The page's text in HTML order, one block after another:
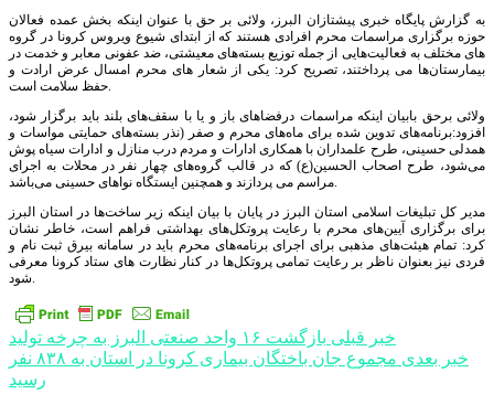
به گزارش پایگاه خبری پیشتازان البرز، ولائی بر حق با عنوان اینکه بخش عمده فعالان
حوزه برگزاری مراسمات محرم افرادی هستند که از ابتدای شیوع ویروس کرونا در گروه
های مختلف به فعالیت‌هایی از جمله توزیع بسته‌های معیشتی، ضد عفونی معابر و خدمت در
بیمارستان‌ها می پرداختند، تصریح کرد: یکی از شعار های محرم امسال عرض ارادت و
حفظ سلامت است.
ولائی برحق بابیان اینکه مراسمات درفضاهای باز و یا با سقف‌های بلند باید برگزار شود،
افزود:برنامه‌های تدوین شده برای ماه‌های محرم و صفر (نذر بسته‌های حمایتی مواسات و
همدلی حسینی، طرح علمداران با همکاری ادارات و مردم درب منازل و ادارات سیاه پوش
می‌شود، طرح اصحاب الحسین(ع) که در قالب گروه‌های چهار نفر در محلات به اجرای
مراسم می پردازند و همچنین ایستگاه نواهای حسینی می‌باشد.
مدیر کل تبلیغات اسلامی استان البرز در پایان با بیان اینکه زیر ساخت‌ها در استان البرز
برای برگزاری آیین‌های محرم با رعایت پروتکل‌های بهداشتی فراهم است، خاطر نشان
کرد: تمام هیئت‌های مذهبی برای اجرای برنامه‌های محرم باید در سامانه بیرق ثبت نام و
فردی نیز بعنوان ناظر بر رعایت تمامی پروتکل‌ها در کنار نظارت های ستاد کرونا معرفی
شود.
راهبری
نوشته
خبر قبلی بازگشت ۱۶ واحد صنعتی البرز به چرخه تولید
خبر بعدی
مجموع جان باختگان بیماری کرونا در استان به ۸۳۸ نفر
رسید